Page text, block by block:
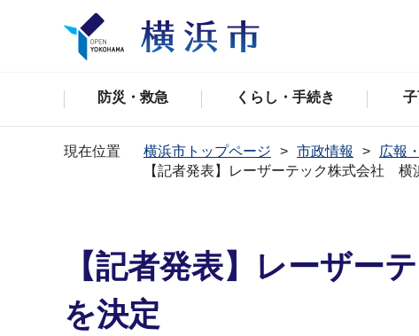
防災・救急 くらし・手続き
現在位置 横浜市トップページ 市政情報 広報
【記者発表】レーザーテック株式会社
【記者発表】レーザー
を決定